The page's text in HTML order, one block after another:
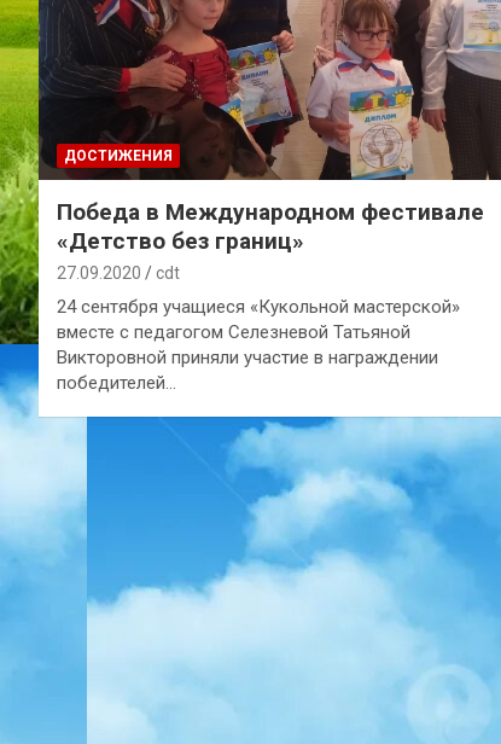
ДОСТИЖЕНИЯ
Победа в Международном фестивале
«Детство без границ»
27.09.2020 cdt
24 сентября учащиеся «Кукольной мастерской»
вместе с педагогом Селезневой Татьяной
Викторовной приняли участие в награждении
победителей…